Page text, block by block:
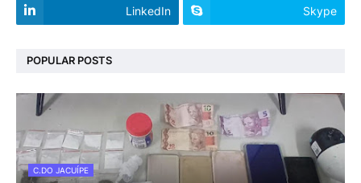
LinkedIn Skype
POPULAR POSTS
C.DO JACUÍPE